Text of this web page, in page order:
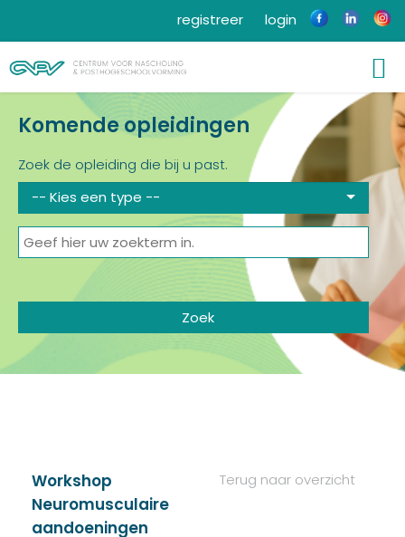
login
registreer
Komende opleidingen
Zoek de opleiding die bij u past.
-- Kies een type --
Terug naar overzicht
Workshop
Neuromusculaire
aandoeningen